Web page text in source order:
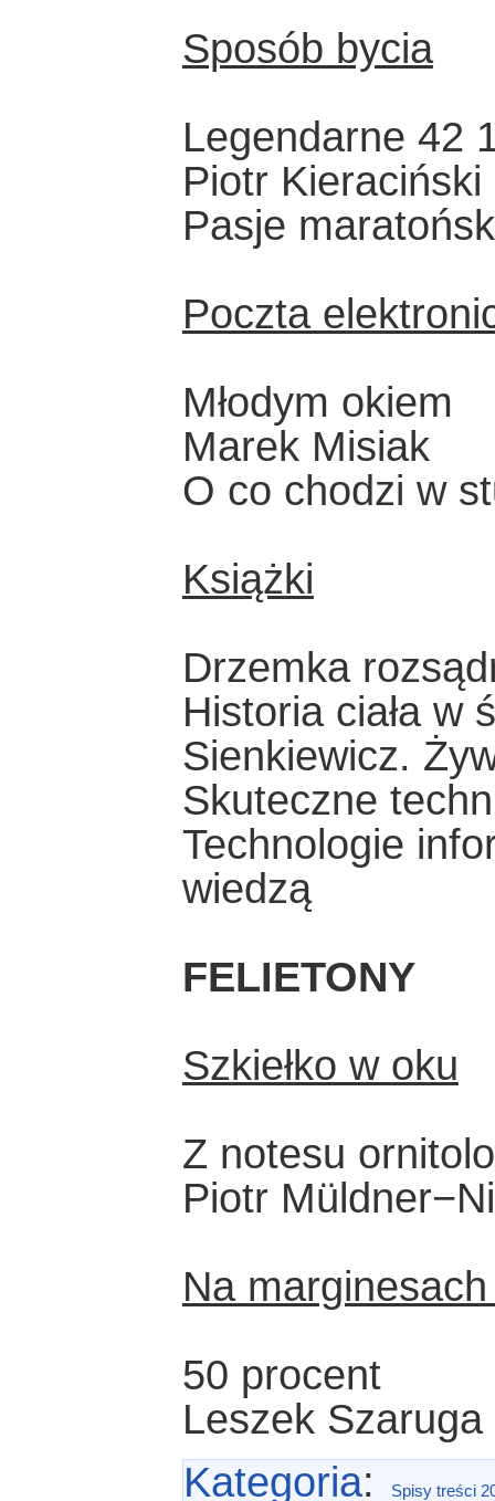
Sposób bycia
Legendarne 42
Piotr Kieraciński
Pasje
Poczta
Młodym okiem
Marek Misiak
O co chodzi w
Książki
Drzemka
Historia ciała w
Sienkiewicz.
Skuteczne
Technologie
wiedzą
FELIETONY
Szkiełko w oku
Z notesu
Piotr
Na
50 procent
Leszek Szaruga
Kategoria: Spisy treści